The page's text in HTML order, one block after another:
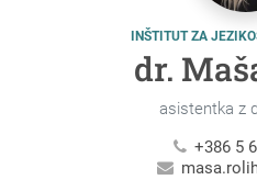
INŠTITUT ZA
dr.
asistentka z
+386 5